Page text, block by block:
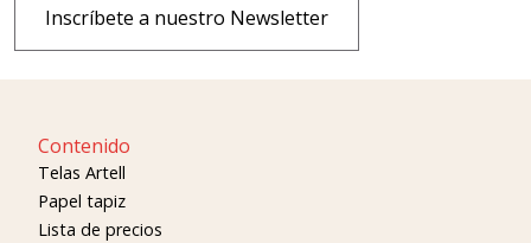
Inscríbete a nuestro Newsletter
Contenido
Telas Artell
Papel tapiz
Lista de precios